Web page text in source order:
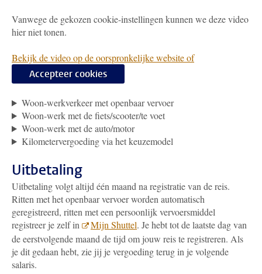
Vanwege de gekozen cookie-instellingen kunnen we deze video
hier niet tonen.
Bekijk de video op de oorspronkelijke website of
Accepteer cookies
Woon-werkverkeer met openbaar vervoer
Woon-werk met de fiets/scooter/te voet
Woon-werk met de auto/motor
Kilometervergoeding via het keuzemodel
Uitbetaling
Uitbetaling volgt altijd één maand na registratie van de reis.
Ritten met het openbaar vervoer worden automatisch
geregistreerd, ritten met een persoonlijk vervoersmiddel
registreer je zelf in
Mijn Shuttel. Je hebt tot de laatste dag van
de eerstvolgende maand de tijd om jouw reis te registreren. Als
je dit gedaan hebt, zie jij je vergoeding terug in je volgende
salaris.